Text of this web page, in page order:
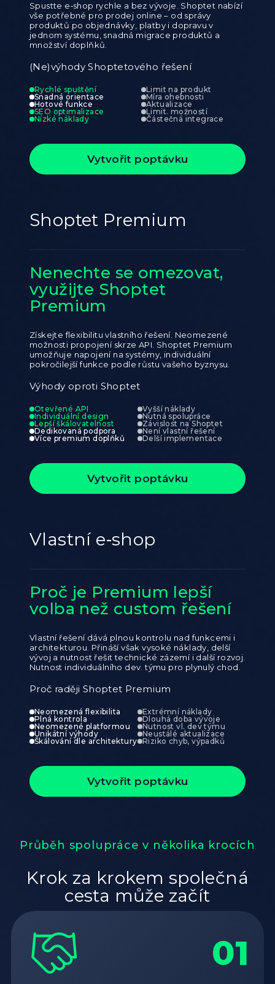
Spustte e‑shop rychle a bez vývoje. Shoptet nabízí
vše potřebné pro prodej online – od správy
produktů po objednávky, platby i dopravu v
jednom systému, snadná migrace produktů a
množství doplňků.
(Ne)výhody Shoptetového řešení
Rychlé spuštění
Snadná orientace
Hotové funkce
SEO optimalizace
Nízké náklady
Limit na produkt
Míra ohebnosti
Aktualizace
Limit. možností
Částečná integrace
Vytvořit poptávku
Shoptet Premium
Nenechte se omezovat,
využijte Shoptet
Premium
Získejte flexibilitu vlastního řešení. Neomezené
možnosti propojení skrze API. Shoptet Premium
umožňuje napojení na systémy, individuální
pokročilejší funkce podle růstu vašeho byznysu.
Výhody oproti Shoptet
Otevřené API
Individuální design
Lepší škálovatelnost
Dedikovaná podpora
Více premium doplňků
Vyšší náklady
Nutná spolupráce
Závislost na Shoptet
Není vlastní řešení
Delší implementace
Vytvořit poptávku
Vlastní e‑shop
Proč je Premium lepší
volba než custom řešení
Vlastní řešení dává plnou kontrolu nad funkcemi i
architekturou. Přináší však vysoké náklady, delší
vývoj a nutnost řešit technické zázemí i další rozvoj.
Nutnost individuálního dev. týmu pro plynulý chod.
Proč raději Shoptet Premium
Neomezená flexibilita
Plná kontrola
Neomezené platformou
Unikátní výhody
Škálování dle architektury
Extrémní náklady
Dlouhá doba vývoje
Nutnost vl. dev týmu
Neustálé aktualizace
Riziko chyb, výpadků
Vytvořit poptávku
Průběh spolupráce v několika krocích
Krok za krokem společná
cesta může začít
01